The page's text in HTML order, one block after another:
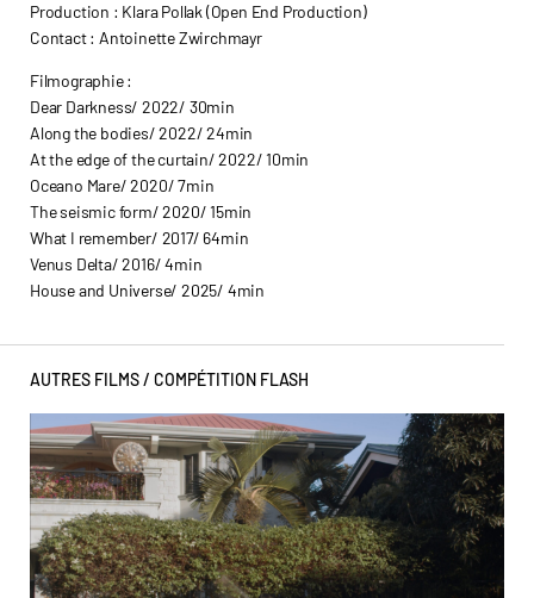
Production : Klara Pollak (Open End Production)
Contact : Antoinette Zwirchmayr
Filmographie :
Dear Darkness/ 2022/ 30min
Along the bodies/ 2022/ 24min
At the edge of the curtain/ 2022/ 10min
Oceano Mare/ 2020/ 7min
The seismic form/ 2020/ 15min
What I remember/ 2017/ 64min
Venus Delta/ 2016/ 4min
House and Universe/ 2025/ 4min
AUTRES FILMS / COMPÉTITION FLASH